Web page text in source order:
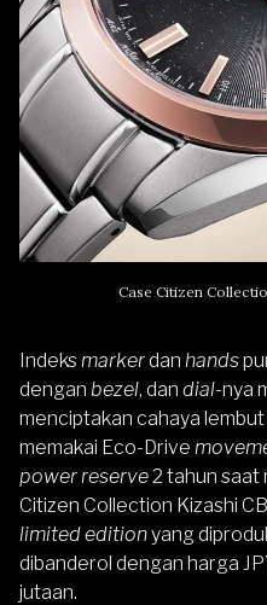
Case Citizen
Indeks markerdan hands
dengan bezel, dan dial-nya
menciptakan cahaya
memakai Eco-Drive
power reserve2 tahun saat
Citizen Collection Kizashi
limited editionyang
dibanderol dengan harga
jutaan.